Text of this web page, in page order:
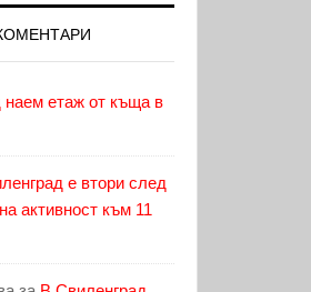
етаж от къща в
е втори след
активност към 11